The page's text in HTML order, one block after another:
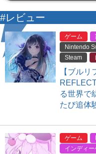
#レビュー
ゲーム
Nintendo
Steam
【ブル
る世界で
たび追体
ゲーム
インディー